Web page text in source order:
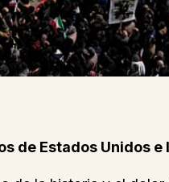
de Estados Unidos e